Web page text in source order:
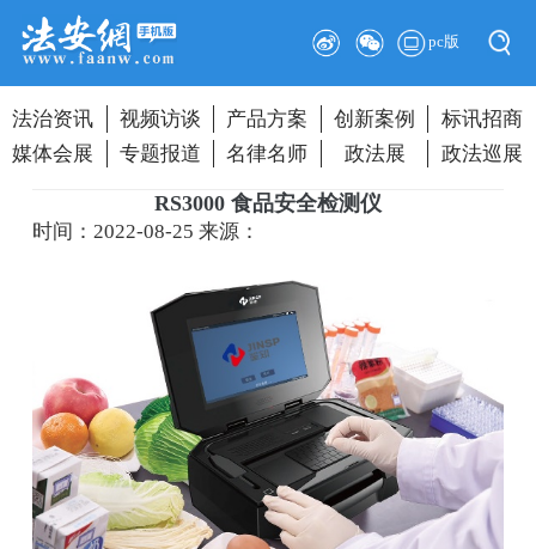
pc版
法治资讯 视频访谈 产品方案 创新案例
标讯招商
媒体会展
专题报道 名律名师 政法展 政法巡展
RS3000 食品安全检测仪
时间：2022-08-25来源：